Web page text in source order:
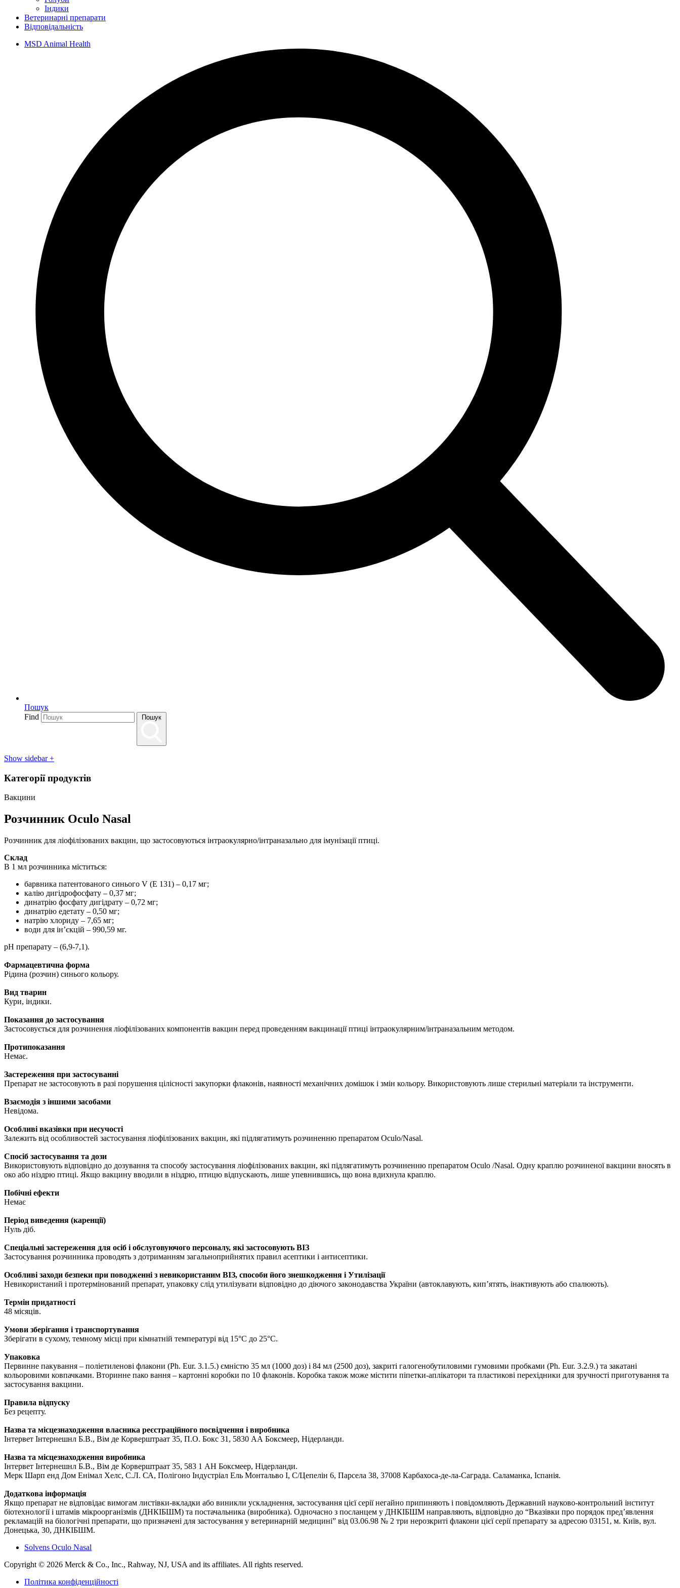
Індики
Ветеринарні препарати
Відповідальність
MSD Animal Health
Пошук
Find
Пошук
Show sidebar+
Категорії продуктів
Вакцини
Розчинник Осulо Nasal
Розчинник для ліофілізованих вакцин, що застосовуються інтраокулярно/інтраназально для імунізації птиці.
Склад
В 1 мл розчинника міститься:
барвника патентованого синього V (E 131) – 0,17 мг;
калію дигідрофосфату – 0,37 мг;
динатрію фосфату дигідрату – 0,72 мг;
динатрію едетату – 0,50 мг;
натрію хлориду – 7,65 мг;
води для ін’єкцій – 990,59 мг.
рН препарату – (6,9-7,1).
Фармацевтична форма
Рідина (розчин) синього кольору.
Вид тварин
Кури, індики.
Показання до застосування
Застосовується для розчинення ліофілізованих компонентів вакцин перед проведенням вакцинації птиці інтраокулярним/інтраназальним методом.
Протипоказання
Немає.
Застереження при застосуванні
Препарат не застосовують в разі порушення цілісності закупорки флаконів, наявності механічних домішок і змін кольору. Використовують лише стерильні матеріали та інструменти.
Взаємодія з іншими засобами
Невідома.
Особливі вказівки при несучості
Залежить від особливостей застосування ліофілізованих вакцин, які підлягатимуть розчиненню препаратом Oculo/Nasal.
Спосіб застосування та дози
Використовують відповідно до дозування та способу застосування ліофілізованих вакцин, які підлягатимуть розчиненню препаратом Oculo /Nasal. Одну краплю розчиненої вакцини вносять в
око або ніздрю птиці. Якщо вакцину вводили в ніздрю, птицю відпускають, лише упевнившись, що вона вдихнула краплю.
Побічні ефекти
Немає
Період виведення (каренції)
Нуль діб.
Спеціальні застереження для осіб і обслуговуючого персоналу, які застосовують ВІЗ
Застосування розчинника проводять з дотриманням загальноприйнятих правил асептики і антисептики.
Особливі заходи безпеки при поводженні з невикористаним ВІЗ, способи його знешкодження і Утилізації
Невикористаний і протермінований препарат, упаковку слід утилізувати відповідно до діючого законодавства України (автоклавують, кип’ятять, інактивують або спалюють).
Термін придатності
48 місяців.
Умови зберігання і транспортування
Зберігати в сухому, темному місці при кімнатній температурі від 15°С до 25°С.
Упаковка
Первинне пакування – поліетиленові флакони (Ph. Eur. 3.1.5.) ємністю 35 мл (1000 доз) і 84 мл (2500 доз), закриті галогенобутиловими гумовими пробками (Ph. Eur. 3.2.9.) та закатані
кольоровими ковпачками. Вторинне пако вання – картонні коробки по 10 флаконів. Коробка також може містити піпетки-аплікатори та пластикові перехідники для зручності приготування та
застосування вакцини.
Правила відпуску
Без рецепту.
Назва та місцезнаходження власника реєстраційного посвідчення і виробника
Інтервет Інтернешнл Б.В., Вім де Корверштраат 35, П.О. Бокс 31, 5830 АА Боксмеер, Нідерланди.
Назва та мiсцезнаходження виробника
Iнтервет Iнтернешнл Б.В., Вiм де Корверштраат 35, 583 1 АН Боксмеер, Нiдерланди.
Мерк Шарп енд Дом Енiмал Хелс, С.Л. СА, Полiгоно Iндустрiал Ель Монтальво І, С/Цепелiн 6, Парсела 38, 37008 Карбахоса-де-ла-Саграда. Саламанка, Iспанiя.
Додаткова інформація
Якщо препарат не відповідає вимогам листівки-вкладки або виникли ускладнення, застосування цієї серії негайно припиняють і повідомляють Державний науково-контрольний інститут
біотехнології і штамів мікроорганізмів (ДНКІБШМ) та постачальника (виробника). Одночасно з посланцем у ДНКІБШМ направляють, відповідно до “Вказівки про порядок пред’явлення
рекламацій на біологічні препарати, що призначені для застосування у ветеринарній медицині” від 03.06.98 № 2 три нерозкриті флакони цієї серії препарату за адресою 03151, м. Київ, вул.
Донецька, 30, ДНКІБШМ.
Solvens Oculo Nasal
Copyright © 2026 Merck & Co., Inc., Rahway, NJ, USA and its affiliates. All rights reserved.
Політика конфіденційності